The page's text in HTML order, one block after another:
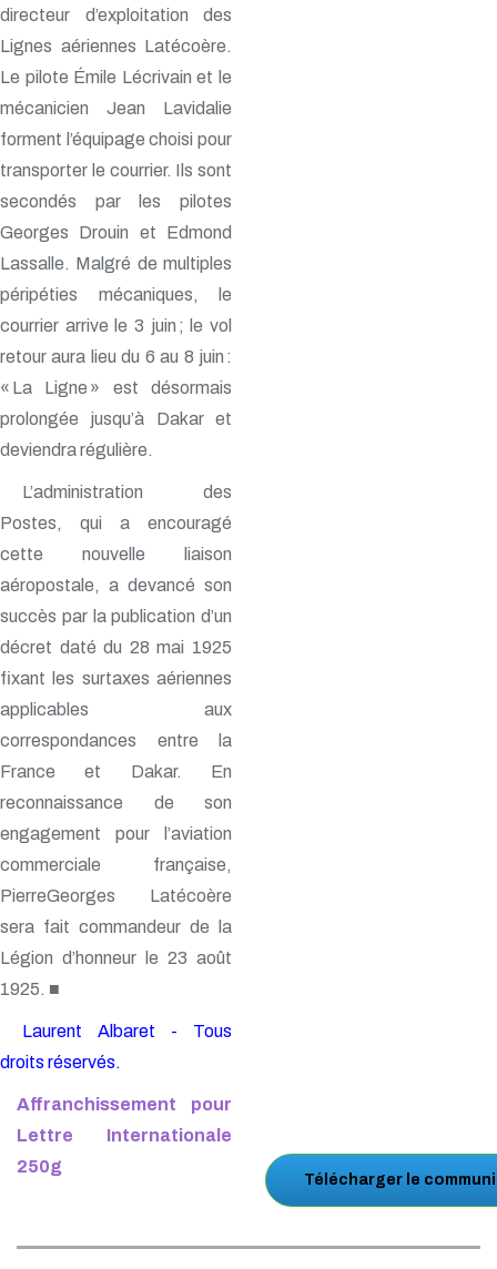
directeur d’exploitation des
Lignes aériennes Latécoère.
Le pilote Émile Lécrivain et le
mécanicien Jean Lavidalie
forment l’équipage choisi pour
transporter le courrier. Ils sont
secondés par les pilotes
Georges Drouin et Edmond
Lassalle. Malgré de multiples
péripéties mécaniques, le
courrier arrive le 3 juin ; le vol
retour aura lieu du 6 au 8 juin :
« La Ligne » est désormais
prolongée jusqu’à Dakar et
deviendra régulière.
L’administration des
Postes, qui a encouragé
cette nouvelle liaison
aéropostale, a devancé son
succès par la publication d’un
décret daté du 28 mai 1925
fixant les surtaxes aériennes
applicables aux
correspondances entre la
France et Dakar. En
reconnaissance de son
engagement pour l’aviation
commerciale française,
PierreGeorges Latécoère
sera fait commandeur de la
Légion d’honneur le 23 août
1925. ■
Laurent Albaret - Tous
droits réservés.
Affranchissement pour
Lettre Internationale
250g
Télécharger le